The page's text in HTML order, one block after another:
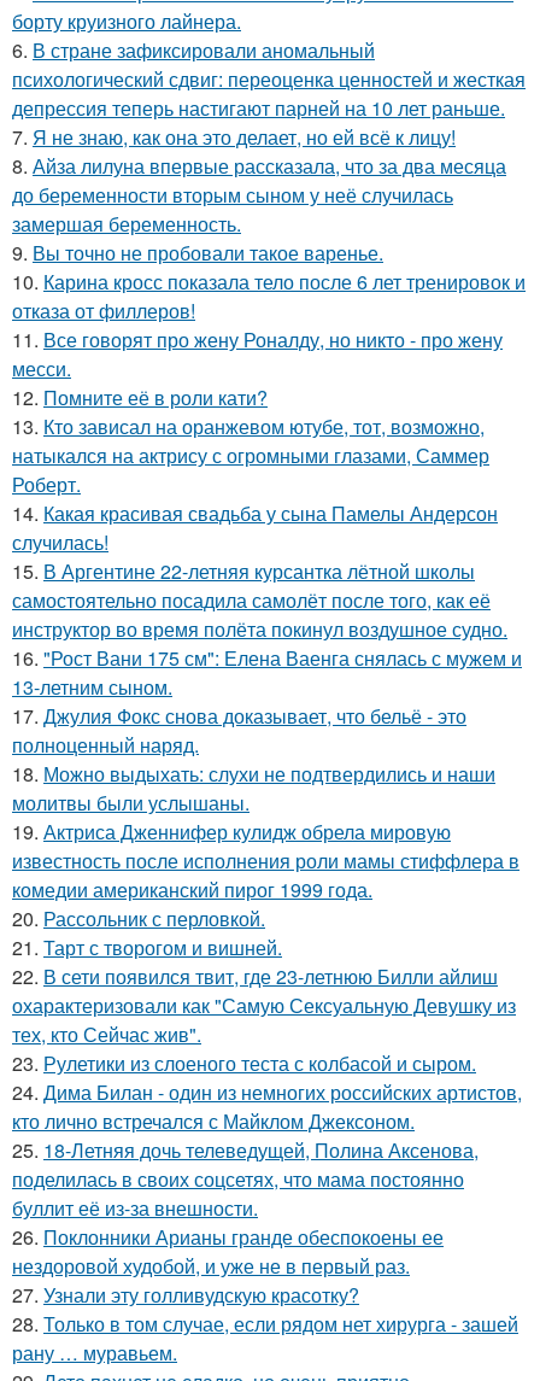
борту круизного лайнера.
6. В стране зафиксировали аномальный
психологический сдвиг: переоценка ценностей и жесткая
депрессия теперь настигают парней на 10 лет раньше.
7. Я не знаю, как она это делает, но ей всё к лицу!
8. Айза лилуна впервые рассказала, что за два месяца
до беременности вторым сыном у неё случилась
замершая беременность.
9. Вы точно не пробовали такое варенье.
10. Карина кросс показала тело после 6 лет тренировок и
отказа от филлеров!
11. Все говорят про жену Роналду, но никто - про жену
месси.
12. Помните её в роли кати?
13. Кто зависал на оранжевом ютубе, тот, возможно,
натыкался на актрису с огромными глазами, Саммер
Роберт.
14. Какая красивая свадьба у сына Памелы Андерсон
случилась!
15. В Аргентине 22-летняя курсантка лётной школы
самостоятельно посадила самолёт после того, как её
инструктор во время полёта покинул воздушное судно.
16. "Рост Вани 175 см": Елена Ваенга снялась с мужем и
13-летним сыном.
17. Джулия Фокс снова доказывает, что бельё - это
полноценный наряд.
18. Можно выдыхать: слухи не подтвердились и наши
молитвы были услышаны.
19. Актриса Дженнифер кулидж обрела мировую
известность после исполнения роли мамы стиффлера в
комедии американский пирог 1999 года.
20. Рассольник с перловкой.
21. Тарт с творогом и вишней.
22. В сети появился твит, где 23-летнюю Билли айлиш
охарактеризовали как "Самую Сексуальную Девушку из
тех, кто Сейчас жив".
23. Рулетики из слоеного теста с колбасой и сыром.
24. Дима Билан - один из немногих российских артистов,
кто лично встречался с Майклом Джексоном.
25. 18-Летняя дочь телеведущей, Полина Аксенова,
поделилась в своих соцсетях, что мама постоянно
буллит её из-за внешности.
26. Поклонники Арианы гранде обеспокоены ее
нездоровой худобой, и уже не в первый раз.
27. Узнали эту голливудскую красотку?
28. Только в том случае, если рядом нет хирурга - зашей
рану … муравьем.